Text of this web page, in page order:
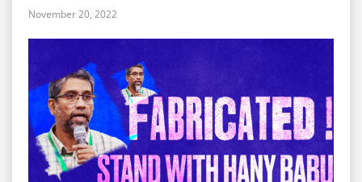
November 20, 2022